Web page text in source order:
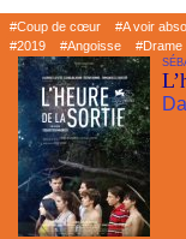
#Coup de cœur #A voir
#2019
#Angoisse #Drame